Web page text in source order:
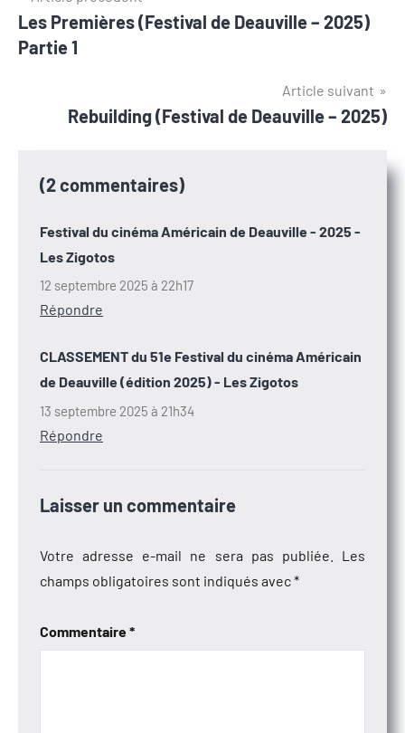
de
Les Premières (Festival de Deauville – 2025)
Partie 1
Article suivant
Rebuilding (Festival de Deauville – 2025)
(2 commentaires)
Festival du cinéma Américain de Deauville - 2025 -
Les Zigotos
12 septembre 2025 à 22h17
Répondre
CLASSEMENT du 51e Festival du cinéma Américain
de Deauville (édition 2025) - Les Zigotos
13 septembre 2025 à 21h34
Répondre
Laisser un commentaire
Votre adresse e-mail ne sera pas publiée.
Les
champs obligatoires sont indiqués avec*
Commentaire*